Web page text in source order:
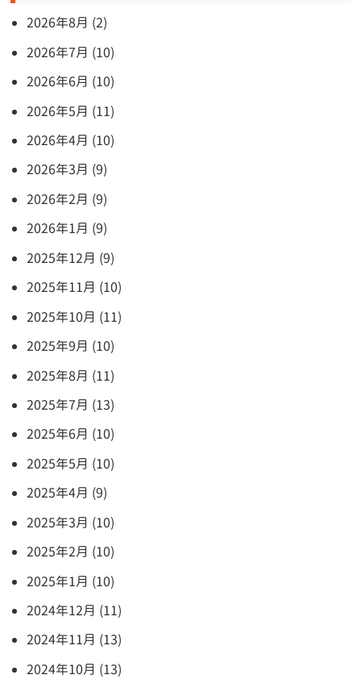
2026年8月 (2)
2026年7月 (10)
2026年6月 (10)
2026年5月 (11)
2026年4月 (10)
2026年3月 (9)
2026年2月 (9)
2026年1月 (9)
2025年12月 (9)
2025年11月 (10)
2025年10月 (11)
2025年9月 (10)
2025年8月 (11)
2025年7月 (13)
2025年6月 (10)
2025年5月 (10)
2025年4月 (9)
2025年3月 (10)
2025年2月 (10)
2025年1月 (10)
2024年12月 (11)
2024年11月 (13)
2024年10月 (13)